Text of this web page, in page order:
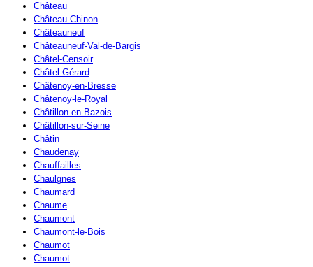
Château
Château-Chinon
Châteauneuf
Châteauneuf-Val-de-Bargis
Châtel-Censoir
Châtel-Gérard
Châtenoy-en-Bresse
Châtenoy-le-Royal
Châtillon-en-Bazois
Châtillon-sur-Seine
Châtin
Chaudenay
Chauffailles
Chaulgnes
Chaumard
Chaume
Chaumont
Chaumont-le-Bois
Chaumot
Chaumot